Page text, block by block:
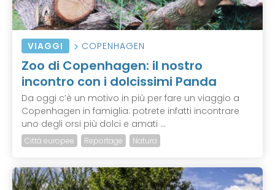
VIAGGI COPENHAGEN
Zoo di Copenhagen: il nostro
incontro con i dolcissimi Panda
Da oggi c’è un motivo in più per fare un viaggio a
Copenhagen in famiglia: potrete infatti incontrare
uno degli orsi più dolci e amati ...
Città europee Reportage Natura